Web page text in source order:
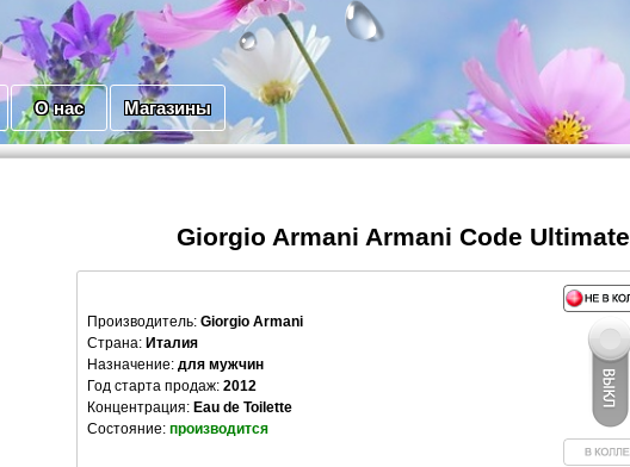
О нас Магазины
Giorgio Armani Armani Code Ultimate
Производитель: Giorgio Armani
Страна: Италия
Назначение: для мужчин
Год старта продаж: 2012
Концентрация: Eau de Toilette
Состояние: производится